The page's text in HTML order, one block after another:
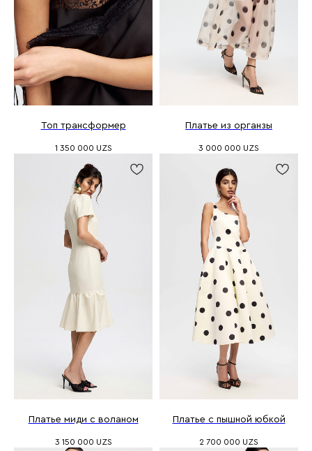
Топ трансформер
1 350 000 UZS
Платье из органзы
3 000 000 UZS
Платье миди с воланом
3 150 000 UZS
Платье с пышной юбкой
2 700 000 UZS